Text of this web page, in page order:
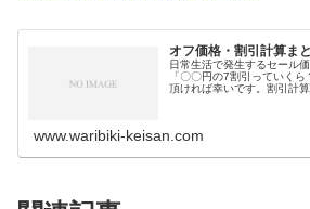
オフ価格・割引計算ま
日常生活で発生するセール
「〇〇円の7割引っていく
頂ければ幸いです。割引計
www.waribiki-keisan.com